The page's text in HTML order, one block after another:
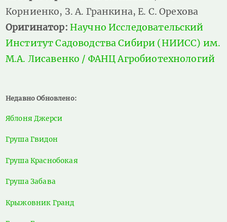
Корниенко, З. А. Гранкина, Е. С. Орехова
Оригинатор: Научно Исследовательский
Институт Садоводства Сибири (НИИСС) им.
М.А. Лисавенко / ФАНЦ Агробиотехнологий
Недавно Обновлено:
Яблоня Джерси
Груша Гвидон
Груша Краснобокая
Груша Забава
Крыжовник Гранд